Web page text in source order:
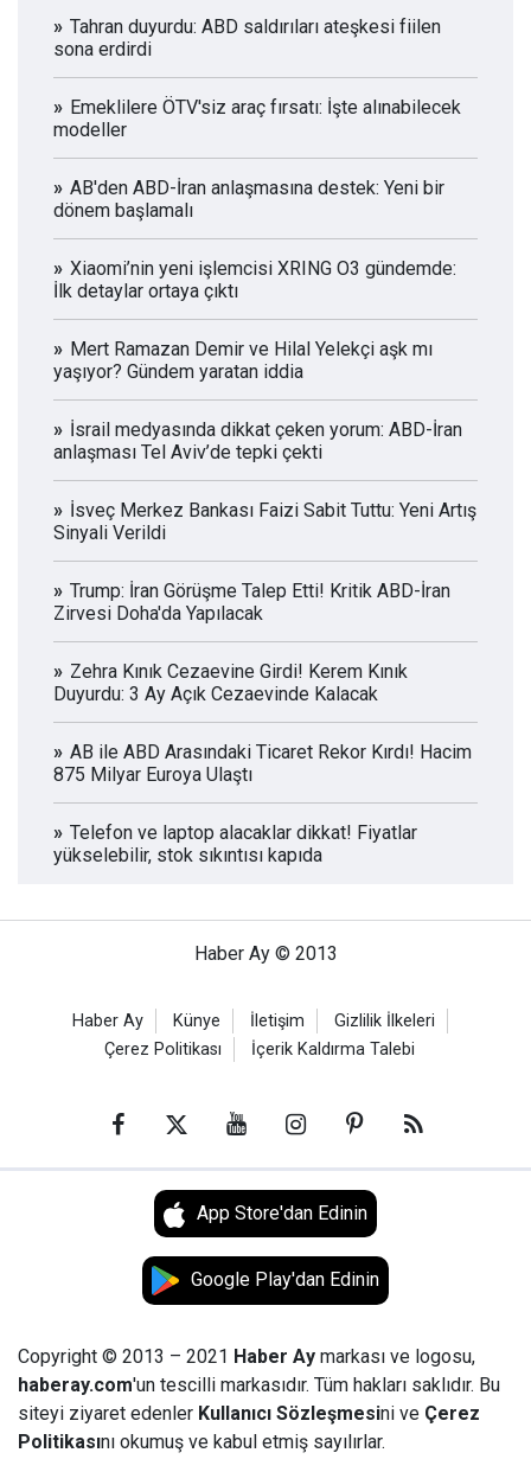
Tahran duyurdu: ABD saldırıları ateşkesi fiilen
sona erdirdi
Emeklilere ÖTV'siz araç fırsatı: İşte alınabilecek
modeller
AB'den ABD-İran anlaşmasına destek: Yeni bir
dönem başlamalı
Xiaomi’nin yeni işlemcisi XRING O3 gündemde:
İlk detaylar ortaya çıktı
Mert Ramazan Demir ve Hilal Yelekçi aşk mı
yaşıyor? Gündem yaratan iddia
İsrail medyasında dikkat çeken yorum: ABD-İran
anlaşması Tel Aviv’de tepki çekti
İsveç Merkez Bankası Faizi Sabit Tuttu: Yeni Artış
Sinyali Verildi
Trump: İran Görüşme Talep Etti! Kritik ABD-İran
Zirvesi Doha'da Yapılacak
Zehra Kınık Cezaevine Girdi! Kerem Kınık
Duyurdu: 3 Ay Açık Cezaevinde Kalacak
AB ile ABD Arasındaki Ticaret Rekor Kırdı! Hacim
875 Milyar Euroya Ulaştı
Telefon ve laptop alacaklar dikkat! Fiyatlar
yükselebilir, stok sıkıntısı kapıda
Haber Ay © 2013
Haber Ay Künye İletişim
Gizlilik İlkeleri
Çerez Politikası
İçerik Kaldırma Talebi
App Store'dan Edinin
Google Play'dan Edinin
Copyright © 2013 – 2021 Haber Ay markası ve logosu,
haberay.com'un tescilli markasıdır. Tüm hakları saklıdır. Bu
siteyi ziyaret edenler Kullanıcı Sözleşmesini ve Çerez
Politikasını okumuş ve kabul etmiş sayılırlar.